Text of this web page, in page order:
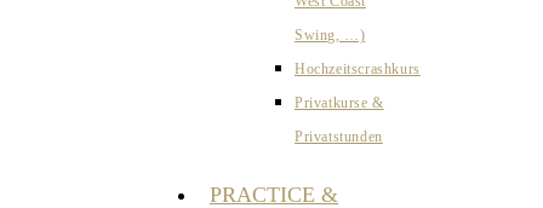
Swing, …)
Hochzeitscrashkurs
Privatkurse &
Privatstunden
PRACTICE &